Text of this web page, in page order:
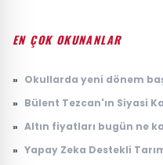
EN ÇOK OKUNANLAR
» Okullarda yeni dönem
» Bülent Tezcan'ın Siyasi
» Altın fiyatları bugün ne
» Yapay Zeka Destekli